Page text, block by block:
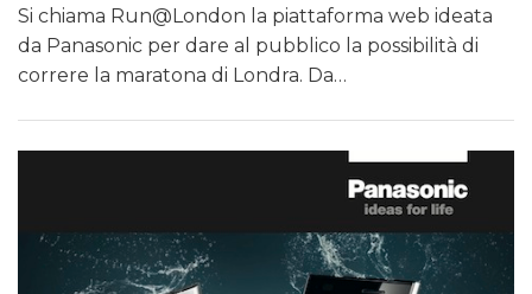
Si chiama Run@London la piattaforma web ideata
da Panasonic per dare al pubblico la possibilità di
correre la maratona di Londra. Da…